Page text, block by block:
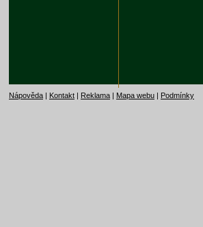
Nápověda | Kontakt | Reklama | Mapa webu | Podmínky